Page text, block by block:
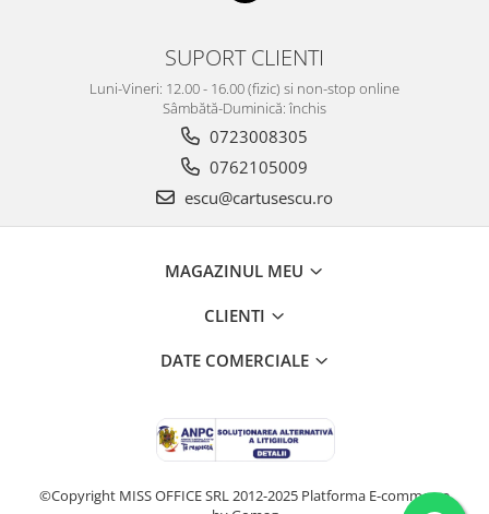
SUPORT CLIENTI
Luni-Vineri: 12.00 - 16.00 (fizic) si non-stop online
Sâmbătă-Duminică: închis
0723008305
0762105009
escu@cartusescu.ro
MAGAZINUL MEU
CLIENTI
DATE COMERCIALE
©Copyright MISS OFFICE SRL 2012-2025 Platforma E-commerce